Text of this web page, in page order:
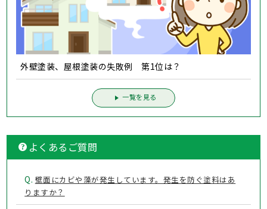
外壁塗装、屋根塗装の失敗例 第1位は？
一覧を見る
よくあるご質問
Q. 壁面にカビや藻が発生しています。発生を防ぐ塗料はあ
りますか？